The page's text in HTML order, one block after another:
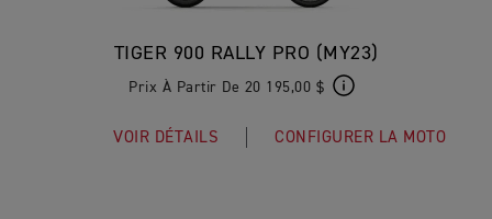
TIGER 900 RALLY PRO (MY23)
Prix À Partir De 20 195,00 $
VOIR DÉTAILS CONFIGURER LA MOTO